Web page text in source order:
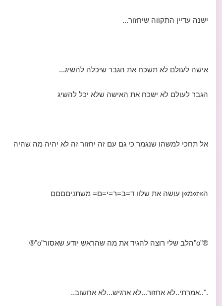
ישנה עדיין התקווה שיחזור...
אישה לעולם לא תשכח את הגבר שיכלה להשיג...
הגבר לעולם לא ישכח את האישה שלא יכל להשיג
אל תחכי למשהו שנגמר כי גם עם זה יחזור זה לא יהיה מה שהיה
ה»ז»מ»ן עושה את שלוו ד=ב=ר=י=ם= משתניםםםם
®"o"הלב שלי רוצה להגיד את מה שהראש יודע שאסור"o"®
."..אמרתי..לא אחזור...לא ארגיש...לא אחשוב..